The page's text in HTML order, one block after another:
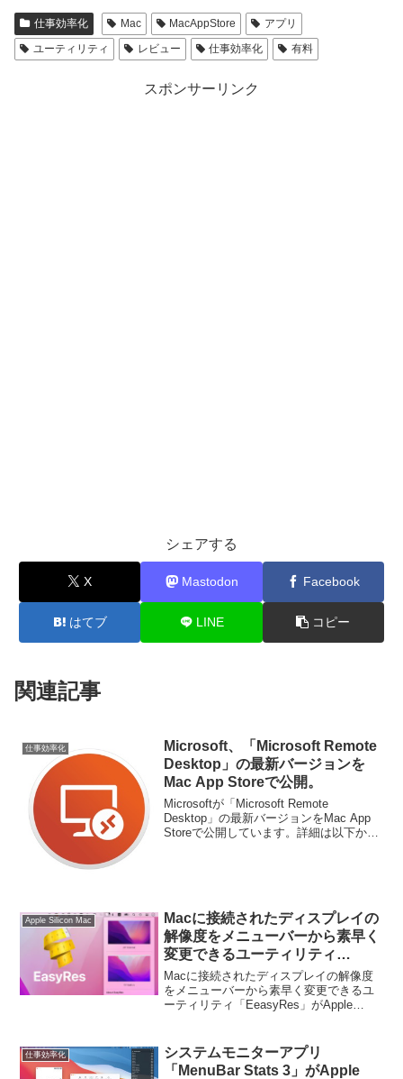
仕事効率化 Mac MacAppStore
アプリ
ユーティリティ
レビュー 仕事効率化 有料
スポンサーリンク
シェアする
X Mastodon Facebook
はてブ LINE コピー
関連記事
仕事効率化
Microsoft、「Microsoft Remote
Desktop」の最新バージョンを
Mac App Storeで公開。
Microsoftが「Microsoft Remote
Desktop」の最新バージョンをMac App
Storeで公開しています。詳細は以下か
Apple Silicon Mac
Macに接続されたディスプレイの
解像度をメニューバーから素早く
変更できるユーティリティ
「EeasyRes」がApple Siliconに
対応。
Macに接続されたディスプレイの解像度
をメニューバーから素早く変更できるユ
ーティリティ「EeasyRes」がApple
仕事効率化
システムモニターアプリ
「MenuBar Stats 3」がApple